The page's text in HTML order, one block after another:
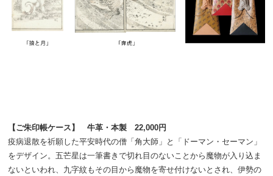
【ご朱印帳ケース】 牛革・本製 22,000円
疫病退散を祈願した平安時代の僧「角大師」と「ドーマン・セーマン」
をデザイン。五芒星は一筆書きで切れ目のないことから魔物が入り込ま
ないといわれ、九字紋もその目から魔物を寄せ付けないとされ、伊勢の